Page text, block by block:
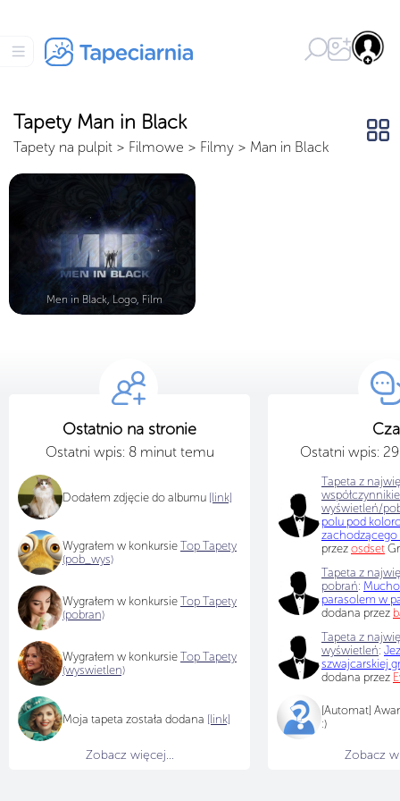
Tapety Man in Black
Tapety na pulpit > Filmowe > Filmy > Man in Black
Men in Black, Logo, Film
Ostatnio na stronie
Ostatni wpis: 8 minut temu
Dodałem zdjęcie do albumu [link]
Wygrałem w konkursie Top Tapety
(pob_wys)
Wygrałem w konkursie Top Tapety
(pobran)
Wygrałem w konkursie Top Tapety
(wyswietlen)
Moja tapeta została dodana [link]
Zobacz więcej...
Ostatni wpis:
Tapeta z
wyświetleń/
polu pod
zachodzącego
przez osdset
Tapeta z
pobrań:
parasolem w
dodana przez
Tapeta z
wyświetleń:
szwajcarskiej
dodana przez
[Automat]
:)
Zobacz